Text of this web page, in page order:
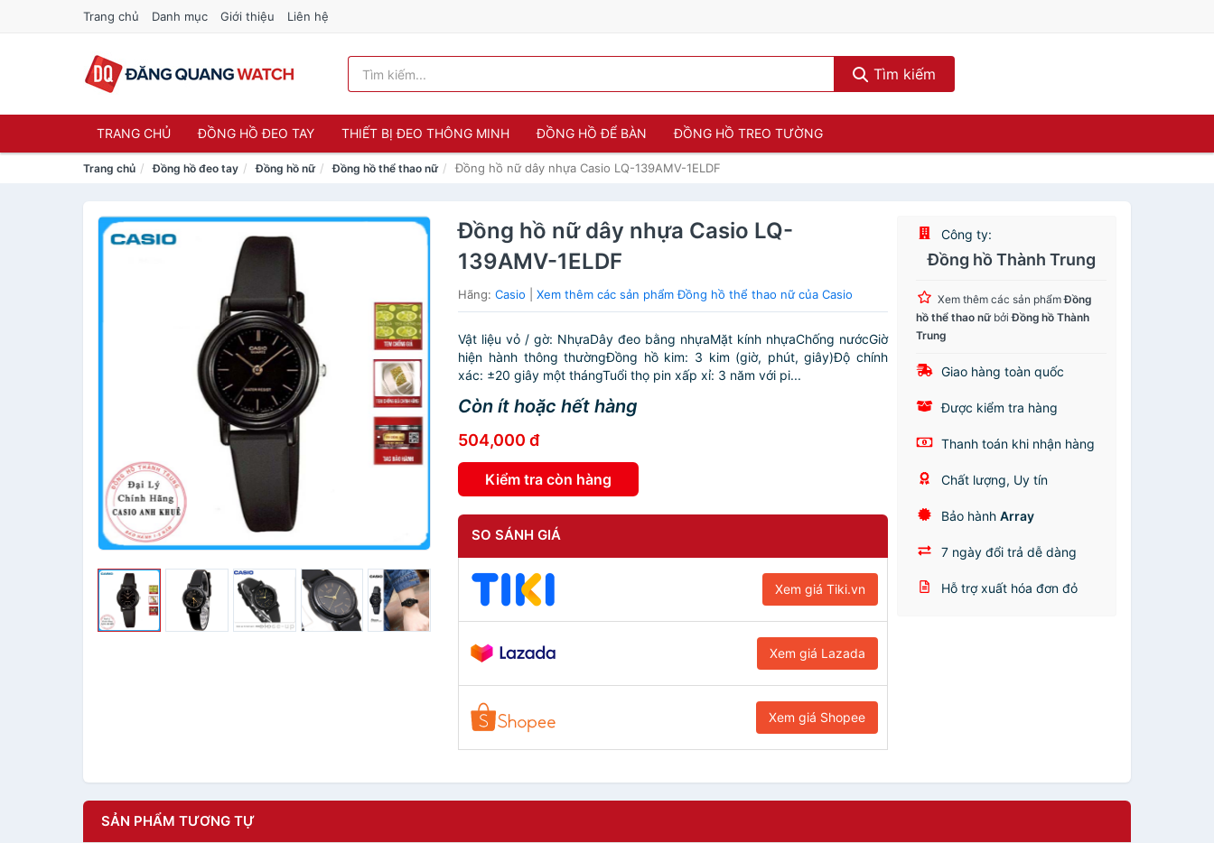
Trang chủ Danh mục Giới thiệu Liên hệ
Tìm kiếm
TRANG CHỦ ĐỒNG HỒ ĐEO TAY THIẾT BỊ ĐEO THÔNG MINH ĐỒNG HỒ ĐỂ BÀN ĐỒNG HỒ TREO TƯỜNG
Trang chủ Đồng hồ đeo tay Đồng hồ nữ Đồng hồ thể thao nữ Đồng hồ nữ dây nhựa Casio LQ-139AMV-1ELDF
Đồng hồ nữ dây nhựa Casio LQ-
139AMV-1ELDF
Hãng:Casio |Xem thêm các sản phẩm Đồng hồ thể thao nữ của Casio
Vật liệu vỏ / gờ: NhựaDây đeo bằng nhựaMặt kính nhựaChống nướcGiờ
hiện hành thông thườngĐồng hồ kim: 3 kim (giờ, phút, giây)Độ chính
xác: ±20 giây một thángTuổi thọ pin xấp xỉ: 3 năm với pi...
Còn ít hoặc hết hàng
504,000 đ
Kiểm tra còn hàng
SO SÁNH GIÁ
Xem giá Tiki.vn
Xem giá Lazada
Xem giá Shopee
Công ty:
Đồng hồ Thành Trung
Xem thêm các sản phẩmĐồng
hồ thể thao nữbởiĐồng hồ Thành
Trung
Giao hàng toàn quốc
Được kiểm tra hàng
Thanh toán khi nhận hàng
Chất lượng, Uy tín
Bảo hànhArray
7 ngày đổi trả dễ dàng
Hỗ trợ xuất hóa đơn đỏ
SẢN PHẨM TƯƠNG TỰ